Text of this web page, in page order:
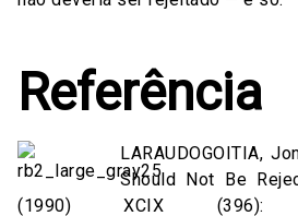
Referência
LARAUDOGOITIA,
Should Not Be
(1990) XCIX